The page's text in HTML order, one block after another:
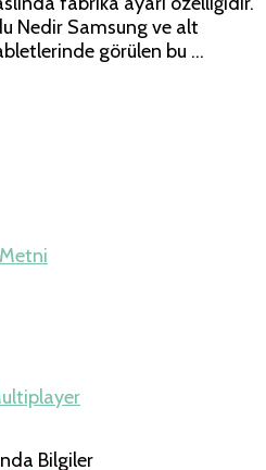
Nedir Samsung ve alt
görülen bu …